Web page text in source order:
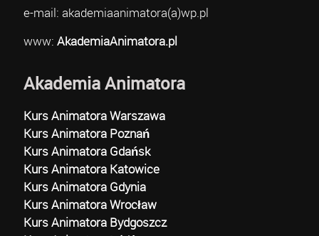
e-mail: akademiaanimatora(a)wp.pl
www: AkademiaAnimatora.pl
Akademia Animatora
Kurs Animatora Warszawa
Kurs Animatora Poznań
Kurs Animatora Gdańsk
Kurs Animatora Katowice
Kurs Animatora Gdynia
Kurs Animatora Wrocław
Kurs Animatora Bydgoszcz